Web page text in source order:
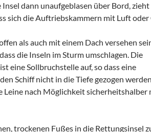
dann unaufgeblasen über Bord, zieht
sich die Auftriebskammern mit Luft oder
als auch mit einem Dach versehen
die Inseln im Sturm umschlagen. Die
eine Sollbruchstelle auf, so dass eine
Schiff nicht in die Tiefe gezogen
Leine nach Möglichkeit sicherheitshalber
trockenen Fußes in die Rettungsinsel